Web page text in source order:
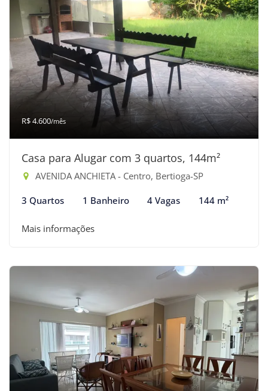
R$ 4.600/mês
Casa para Alugar com 3 quartos, 144m²
AVENIDA ANCHIETA - Centro, Bertioga-SP
3 Quartos 1 Banheiro 4 Vagas 144 m²
Mais informações